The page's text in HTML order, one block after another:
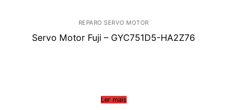
REPARO SERVO MOTOR
Servo Motor Fuji – GYC751D5-HA2Z76
Ler mais